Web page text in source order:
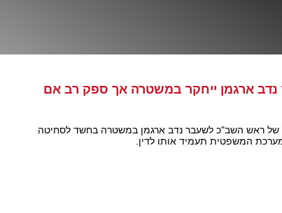
ארגמן ייחקר במשטרה אך ספק רב אם
של ראש השב"כ לשעבר נדב ארגמן במשטרה בחשד לסחיטה
המשפטית תעמיד אותו לדין.